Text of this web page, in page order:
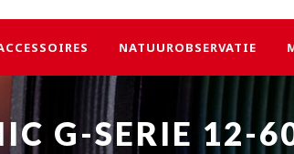
NATUUROBSERVATIE
G-SERIE 12-